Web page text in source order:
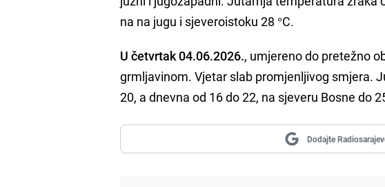
na na jugu i sjeveroistoku 28 °C.
U četvrtak 04.06.2026., umjereno do pretežno
grmljavinom. Vjetar slab promjenljivog smjera.
20, a dnevna od 16 do 22, na sjeveru Bosne do
Dodajte